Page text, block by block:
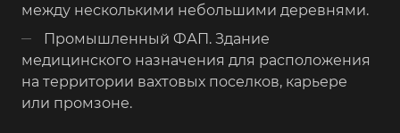
между несколькими небольшими деревнями.
Промышленный ФАП. Здание
медицинского назначения для расположения
на территории вахтовых поселков, карьере
или промзоне.